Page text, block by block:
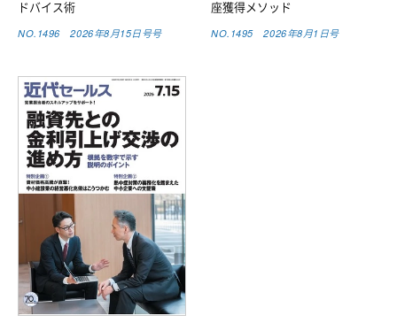
ドバイス術
NO.1496 2026年8月15日号号
座獲得メソッド
NO.1495 2026年8月1日号